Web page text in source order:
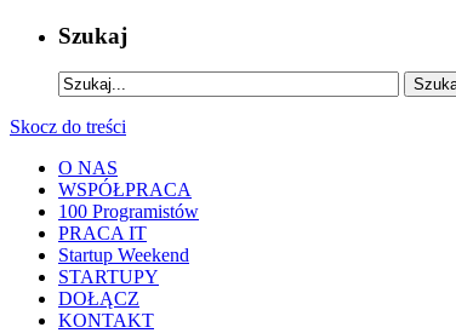
Szukaj
Skocz do treści
O NAS
WSPÓŁPRACA
100 Programistów
PRACA IT
Startup Weekend
STARTUPY
DOŁĄCZ
KONTAKT